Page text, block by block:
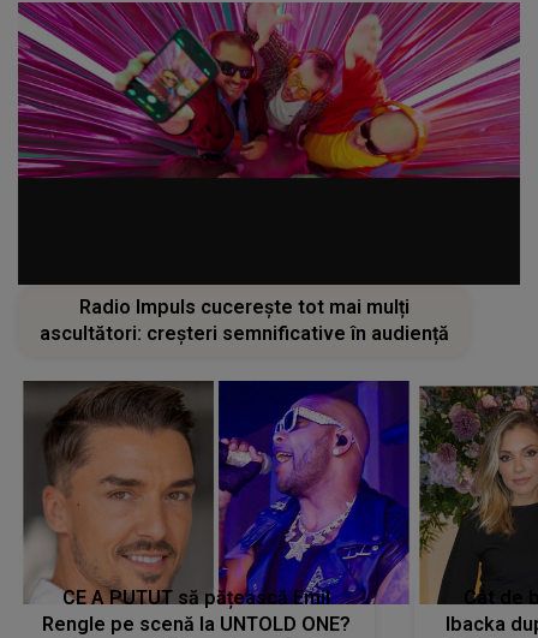
Radio Impuls cucerește tot mai mulți
ascultători: creșteri semnificative în audiență
CE A PUTUT să pățească Emil
Rengle pe scenă la UNTOLD ONE?
Cât de
Ibacka